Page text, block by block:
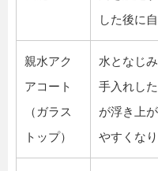
した後に
親水アク
アコート
（ガラス
トップ）
水となじ
手入れし
が浮き上
やすくなり